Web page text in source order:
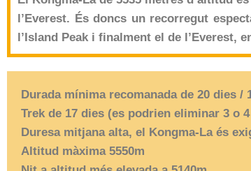
l’Everest. És doncs un recorregut
l’Island Peak i finalment el de l’Everest,
Durada mínima recomanada de 20 dies /
Trek de 17 dies (es podrien eliminar 3 o
Duresa mitjana alta, el Kongma-La és
Altitud màxima 5550m